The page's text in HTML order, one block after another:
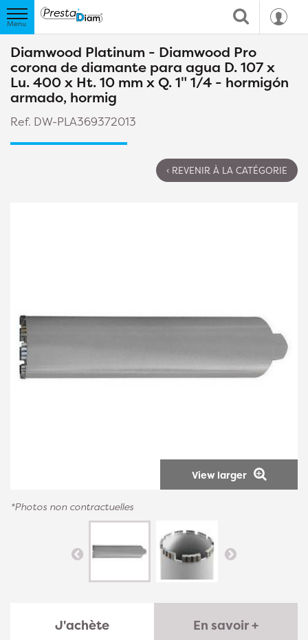
Diamwood Platinum - Diamwood Pro
corona de diamante para agua D. 107 x
Lu. 400 x Ht. 10 mm x Q. 1" 1/4 - hormigón
armado, hormig
Ref. DW-PLA369372013
‹ REVENIR À LA CATÉGORIE
View larger
*Photos non contractuelles
J'achète En savoir +